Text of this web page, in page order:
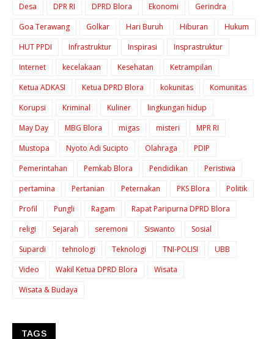
Desa
DPR RI DPRD Blora Ekonomi
Gerindra
Goa Terawang
Golkar Hari Buruh Hiburan
Hukum
HUT PPDI
Infrastruktur Inspirasi
Insprastruktur
Internet
kecelakaan Kesehatan
Ketrampilan
Ketua ADKASI
Ketua DPRD Blora kokunitas
Komunitas
Korupsi
Kriminal Kuliner
lingkungan hidup
May Day
MBG Blora migas misteri
MPR RI
Mustopa
Nyoto Adi Sucipto Olahraga
PDIP
Pemerintahan
Pemkab Blora Pendidikan
Peristiwa
pertamina
Pertanian Peternakan PKS Blora
Politik
Profil
Pungli Ragam
Rapat Paripurna DPRD Blora
religi
Sejarah seremoni Siswanto
Sosial
Supardi
tehnologi Teknologi TNI-POLISI
UBB
Video
Wakil Ketua DPRD Blora
Wisata
Wisata & Budaya
TAGS